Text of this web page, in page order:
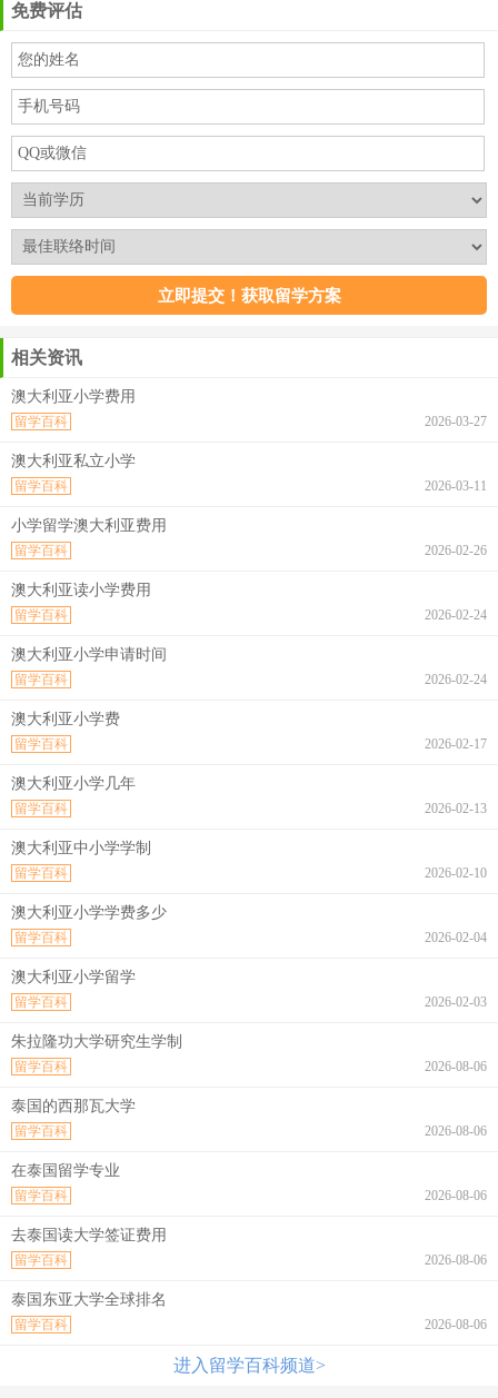
免费评估
相关资讯
澳大利亚小学费用
2026-03-27
留学百科
澳大利亚私立小学
2026-03-11
留学百科
小学留学澳大利亚费用
2026-02-26
留学百科
澳大利亚读小学费用
2026-02-24
留学百科
澳大利亚小学申请时间
2026-02-24
留学百科
澳大利亚小学费
2026-02-17
留学百科
澳大利亚小学几年
2026-02-13
留学百科
澳大利亚中小学学制
2026-02-10
留学百科
澳大利亚小学学费多少
2026-02-04
留学百科
澳大利亚小学留学
2026-02-03
留学百科
朱拉隆功大学研究生学制
2026-08-06
留学百科
泰国的西那瓦大学
2026-08-06
留学百科
在泰国留学专业
2026-08-06
留学百科
去泰国读大学签证费用
2026-08-06
留学百科
泰国东亚大学全球排名
2026-08-06
留学百科
进入留学百科频道>